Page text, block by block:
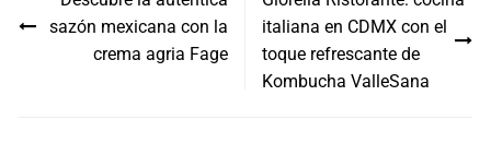
entradas
sazón mexicana con la
crema agria Fage
italiana en CDMX con el
toque refrescante de
Kombucha ValleSana